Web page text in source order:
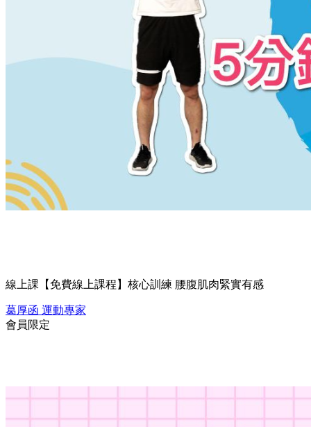
線上課 【免費線上課程】核心訓練 腰腹肌肉緊實有感
葛厚函 運動專家
會員限定